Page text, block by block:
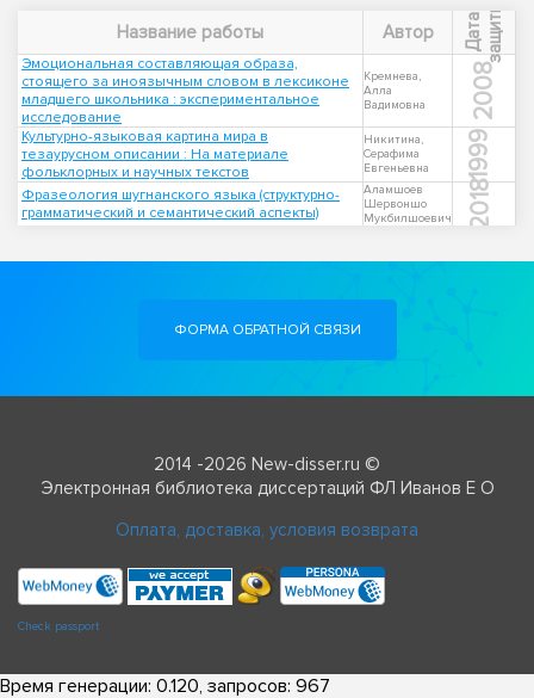
Название работы Автор Д
а
т
а
з
а
щ
и
т ы
Эмоциональная составляющая образа,
стоящего за иноязычным словом в лексиконе
младшего школьника : экспериментальное
исследование
Кремнева,
Алла
Вадимовна
2008
Культурно-языковая картина мира в
тезаурусном описании : На материале
фольклорных и научных текстов
Никитина,
Серафима
Евгеньевна
1999
Фразеология шугнанского языка (структурно-
грамматический и семантический аспекты)
Аламшоев
Шервоншо
Мукбилшоевич
2018
ФОРМА ОБРАТНОЙ СВЯЗИ
2014 -2026 New-disser.ru ©
Электронная библиотека диссертаций ФЛ Иванов Е О
Оплата, доставка, условия возврата
Check passport
Время генерации: 0.120, запросов: 967